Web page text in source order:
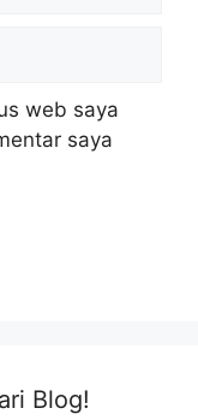
web saya
saya
Blog!